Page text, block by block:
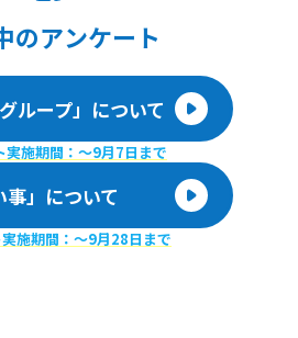
のアンケート
ループ」について
実施期間：〜9月7日まで
事」について
施期間：〜9月28日まで